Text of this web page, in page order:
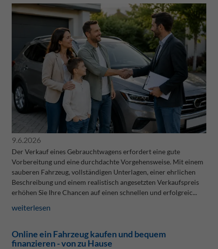
9.6.2026
Der Verkauf eines Gebrauchtwagens erfordert eine gute
Vorbereitung und eine durchdachte Vorgehensweise. Mit einem
sauberen Fahrzeug, vollständigen Unterlagen, einer ehrlichen
Beschreibung und einem realistisch angesetzten Verkaufspreis
erhöhen Sie Ihre Chancen auf einen schnellen und erfolgreic...
weiterlesen
Online ein Fahrzeug kaufen und bequem
finanzieren - von zu Hause